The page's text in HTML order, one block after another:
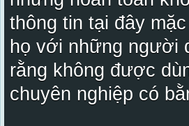
thông tin tại đây
họ với những người
rằng không được
chuyên nghiệp có